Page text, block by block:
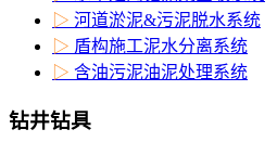
▷ 河道淤泥&污泥脱水系统
▷ 盾构施工泥水分离系统
▷ 含油污泥油泥处理系统
钻井钻具